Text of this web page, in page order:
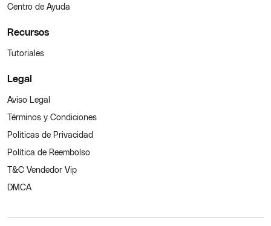
Centro de Ayuda
Recursos
Tutoriales
Legal
Aviso Legal
Términos y Condiciones
Políticas de Privacidad
Política de Reembolso
T&C Vendedor Vip
DMCA